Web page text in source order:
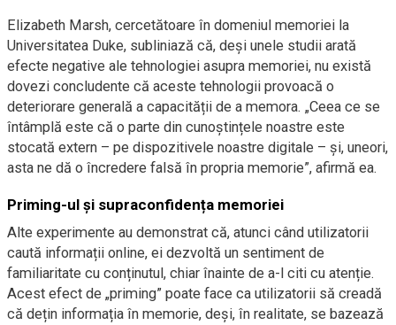
Elizabeth Marsh, cercetătoare în domeniul memoriei la
Universitatea Duke, subliniază că, deși unele studii arată
efecte negative ale tehnologiei asupra memoriei, nu există
dovezi concludente că aceste tehnologii provoacă o
deteriorare generală a capacității de a memora. „Ceea ce se
întâmplă este că o parte din cunoștințele noastre este
stocată extern – pe dispozitivele noastre digitale – și, uneori,
asta ne dă o încredere falsă în propria memorie”, afirmă ea.
Priming-ul și supraconfidența memoriei
Alte experimente au demonstrat că, atunci când utilizatorii
caută informații online, ei dezvoltă un sentiment de
familiaritate cu conținutul, chiar înainte de a-l citi cu atenție.
Acest efect de „priming” poate face ca utilizatorii să creadă
că dețin informația în memorie, deși, în realitate, se bazează